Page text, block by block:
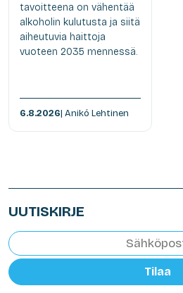
tavoitteena on vähentää
alkoholin kulutusta ja siitä
aiheutuvia haittoja
vuoteen 2035 mennessä.
6.8.2026| Anikó Lehtinen
UUTISKIRJE
Tilaa